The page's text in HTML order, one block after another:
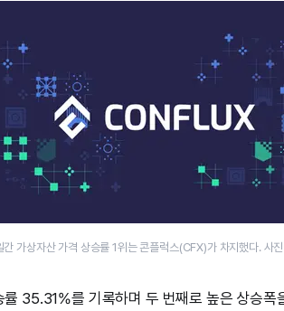
간 가상자산 가격 상승률 1위는 콘플럭스(CFX)가 차지했다. 사
35.31%를 기록하며 두 번째로 높은 상승폭